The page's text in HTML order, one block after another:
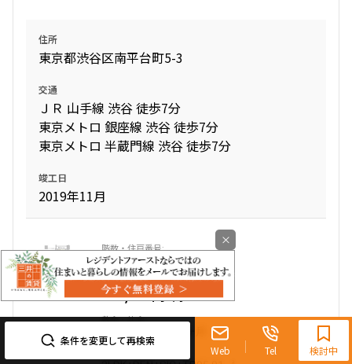
条件を変更して再検索
Web Tel
0120-321-719
9:30~18:00（水曜定休）
検討中
住所
東京都渋谷区南平台町5-3
交通
ＪＲ 山手線 渋谷 徒歩7分
東京メトロ 銀座線 渋谷 徒歩7分
東京メトロ 半蔵門線 渋谷 徒歩7分
竣工日
2019年11月
3階312
750,000円0円
×